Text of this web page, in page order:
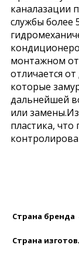
каналазации
службы более
монтажном
отличается
которые
дальнейшей
или
пластика, что
Страна бренда
Страна